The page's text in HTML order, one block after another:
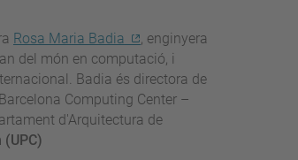
Rosa Maria Badia
, enginyera
del món en computació, i
Badia és directora de
Computing Center –
d'Arquitectura de